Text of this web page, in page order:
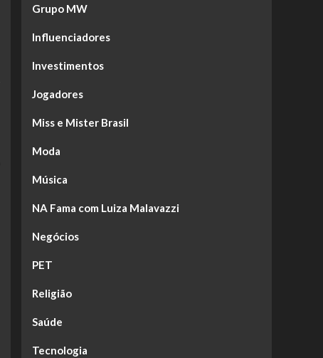
Grupo MW
Influenciadores
Investimentos
Jogadores
Miss e Mister Brasil
Moda
Música
NA Fama com Luiza Malavazzi
Negócios
PET
Religião
Saúde
Tecnologia